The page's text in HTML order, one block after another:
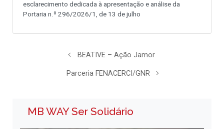
esclarecimento dedicada à apresentação e análise da
Portaria n.º 296/2026/1, de 13 de julho
BEATIVE – Ação Jamor
Parceria FENACERCI/GNR
MB WAY Ser Solidário